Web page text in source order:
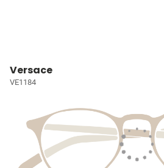
Versace
VE1184